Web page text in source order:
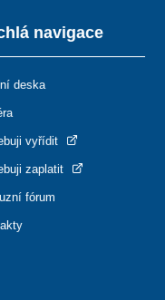
navigace
deska
vyřídit
zaplatit
fórum